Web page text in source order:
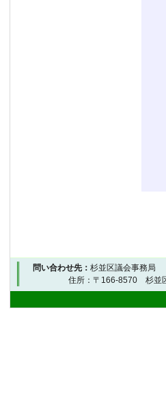
問い合わせ先： 杉並区議会事務局
住所：〒166-8570 杉並